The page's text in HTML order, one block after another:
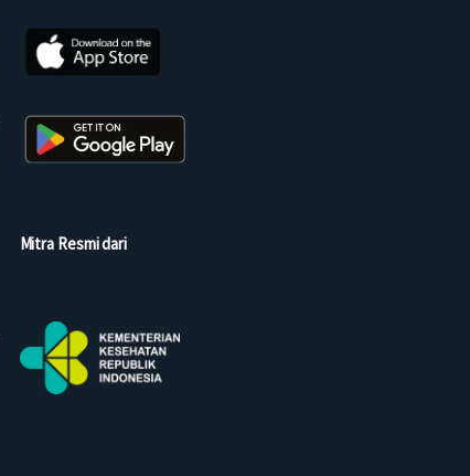
Mitra Resmi dari